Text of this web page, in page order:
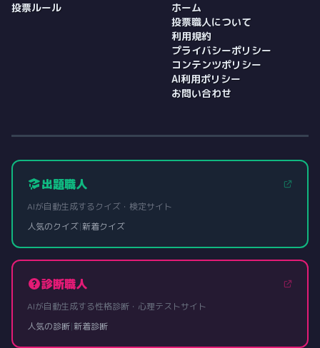
投票ルール
ホーム
投票職人について
利用規約
プライバシーポリシー
コンテンツポリシー
AI利用ポリシー
お問い合わせ
出題職人
AIが自動生成するクイズ・検定サイト
人気のクイズ|新着クイズ
診断職人
AIが自動生成する性格診断・心理テストサイト
人気の診断|新着診断